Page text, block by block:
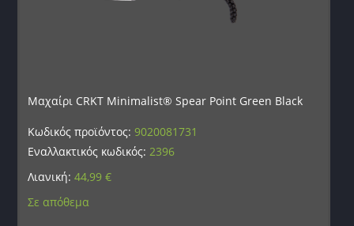
Μαχαίρι CRKT Minimalist® Spear Point Green Black
Κωδικός προϊόντος:9020081731
Εναλλακτικός κωδικός: 2396
Λιανική:44,99€
Σε απόθεμα